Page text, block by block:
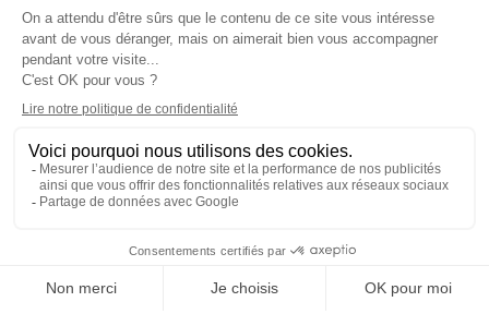
COMATEC PACKAGING
Boulevard François-Xavier Fafeur
11000 Carcassonne, FRANCE
POLITIQUE DE CONFIDENTIALITÉ
POLITIQUE EN MATIÈRE DE COOKIES
CGV